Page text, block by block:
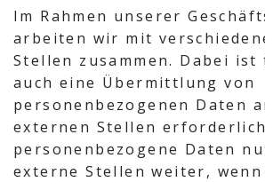
Im Rahmen unserer
arbeiten wir mit
Stellen zusammen. Dabei ist
auch eine Übermittlung von
personenbezogenen Daten
externen Stellen
personenbezogene Daten
externe Stellen weiter, wenn